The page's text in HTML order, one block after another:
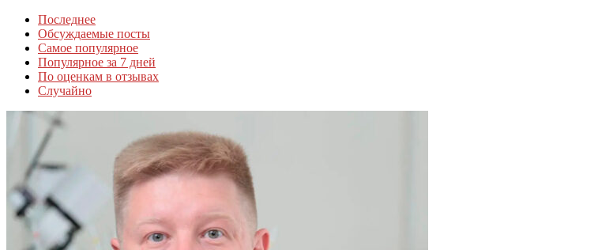
Последнее
Обсуждаемые посты
Самое популярное
Популярное за 7 дней
По оценкам в отзывах
Случайно